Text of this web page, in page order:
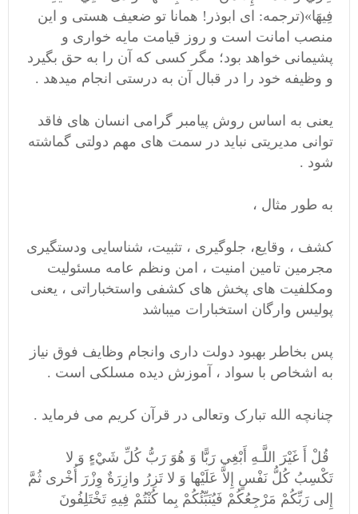
فِيهَا»(ترجمه: ای ابوذر! همانا تو ضعیف هستی و این
منصب امانت است و روز قیامت مایه خواری و
پشیمانی خواهد بود؛ مگر کسی که آن را به حق بگیرد
و وظیفه خود را در قبال آن به درستی انجام میدهد .
یعنی به اساس روش پیامبر گرامی انسان های فاقد
توانی مدیریتی نباید در سمت های مهم دولتی گماشته
شود .
به طور مثال ،
کشف ، وقایع، جلوگیری ، تثبیت، شناسایی ودستگیری
مجرمین تامین امنیت ، امن ونظم عامه مسئولیت
ومکلفیت های پخش های کشفی واستخباراتی ، یعنی
پولیس وارگان استخبارات میباشد
پس بخاطر بهبود دولت داری وانجام وظایف فوق نیاز
به اشخاص با سواد ، آموزش دیده مسلکی است .
چنانچه الله تبارک وتعالی در قرآن کریم می فرماید .
قُلْ أَ غَيْرَ اللَّـهِ أَبْغِي رَبًّا وَ هُوَ رَبُّ كُلِّ شَيْ‌ءٍ وَ لا
تَكْسِبُ كُلُّ نَفْسٍ إِلاَّ عَلَيْها وَ لا تَزِرُ وازِرَةٌ وِزْرَ أُخْری‌ ثُمَّ
إِلی‌ رَبِّكُمْ مَرْجِعُكُمْ فَيُنَبِّئُكُمْ بِما كُنْتُمْ فِيهِ تَخْتَلِفُونَ